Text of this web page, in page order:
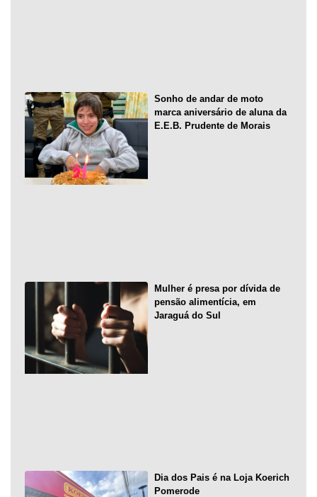
Sonho de andar de moto
marca aniversário de aluna da
E.E.B. Prudente de Morais
Mulher é presa por dívida de
pensão alimentícia, em
Jaraguá do Sul
Dia dos Pais é na Loja Koerich
Pomerode